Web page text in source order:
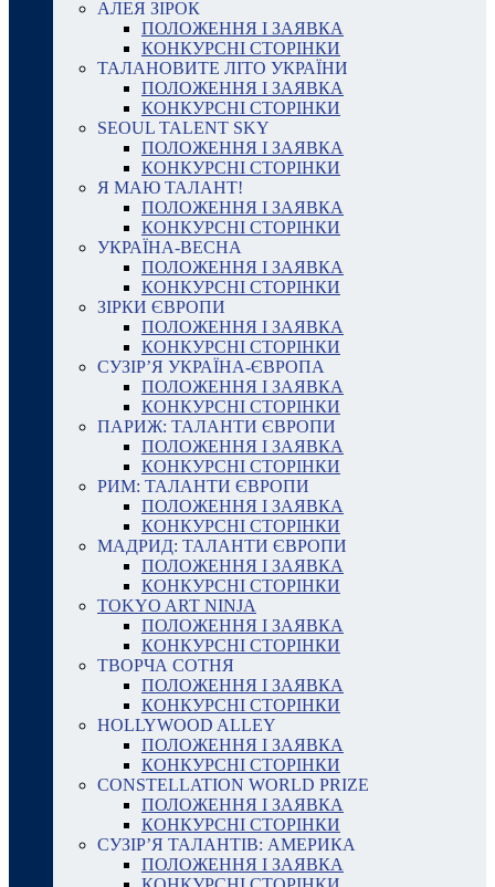
АЛЕЯ ЗІРОК
ПОЛОЖЕННЯ І ЗАЯВКА
КОНКУРСНІ СТОРІНКИ
ТАЛАНОВИТЕ ЛІТО УКРАЇНИ
ПОЛОЖЕННЯ І ЗАЯВКА
КОНКУРСНІ СТОРІНКИ
SEOUL TALENT SKY
ПОЛОЖЕННЯ І ЗАЯВКА
КОНКУРСНІ СТОРІНКИ
Я МАЮ ТАЛАНТ!
ПОЛОЖЕННЯ І ЗАЯВКА
КОНКУРСНІ СТОРІНКИ
УКРАЇНА-ВЕСНА
ПОЛОЖЕННЯ І ЗАЯВКА
КОНКУРСНІ СТОРІНКИ
ЗІРКИ ЄВРОПИ
ПОЛОЖЕННЯ І ЗАЯВКА
КОНКУРСНІ СТОРІНКИ
СУЗІР’Я УКРАЇНА-ЄВРОПА
ПОЛОЖЕННЯ І ЗАЯВКА
КОНКУРСНІ СТОРІНКИ
ПАРИЖ: ТАЛАНТИ ЄВРОПИ
ПОЛОЖЕННЯ І ЗАЯВКА
КОНКУРСНІ СТОРІНКИ
РИМ: ТАЛАНТИ ЄВРОПИ
ПОЛОЖЕННЯ І ЗАЯВКА
КОНКУРСНІ СТОРІНКИ
МАДРИД: ТАЛАНТИ ЄВРОПИ
ПОЛОЖЕННЯ І ЗАЯВКА
КОНКУРСНІ СТОРІНКИ
TOKYO ART NINJA
ПОЛОЖЕННЯ І ЗАЯВКА
КОНКУРСНІ СТОРІНКИ
ТВОРЧА СОТНЯ
ПОЛОЖЕННЯ І ЗАЯВКА
КОНКУРСНІ СТОРІНКИ
HOLLYWOOD ALLEY
ПОЛОЖЕННЯ І ЗАЯВКА
КОНКУРСНІ СТОРІНКИ
CONSTELLATION WORLD PRIZE
ПОЛОЖЕННЯ І ЗАЯВКА
КОНКУРСНІ СТОРІНКИ
СУЗІР’Я ТАЛАНТІВ: АМЕРИКА
ПОЛОЖЕННЯ І ЗАЯВКА